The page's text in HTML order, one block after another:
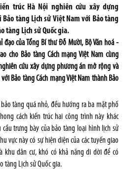
trúc Hà Nội nghiên cứu xây dựng
tàng Lịch sử Việt Nam với Bảo tàng
tàng Lịch sử Quốc gia.
của Tổng Bí thư Đỗ Mười, Bộ Văn hoá -
cho Bảo tàng Cách mạng Việt Nam cùng
cứu xây dựng phương án mở rộng và
Bảo tàng Cách mạng Việt Nam thành Bảo
tàng quá nhỏ, đều hướng ra ba mặt phố
cách kiến trúc hai công trình này khác
trưng bày của bảo tàng loại hình lịch sử
vực này có sự hiện diện của các tuyến giao
khu dân cư, khó có khả năng di dời để có
tàng Lịch sử Quốc gia.